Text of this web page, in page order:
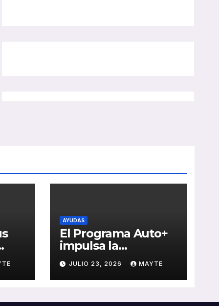
AYUDAS
El Programa Auto+
impulsa la
renovación de flotas
con ayudas a
vehículos eléctricos
JULIO 23, 2026 MAYTE